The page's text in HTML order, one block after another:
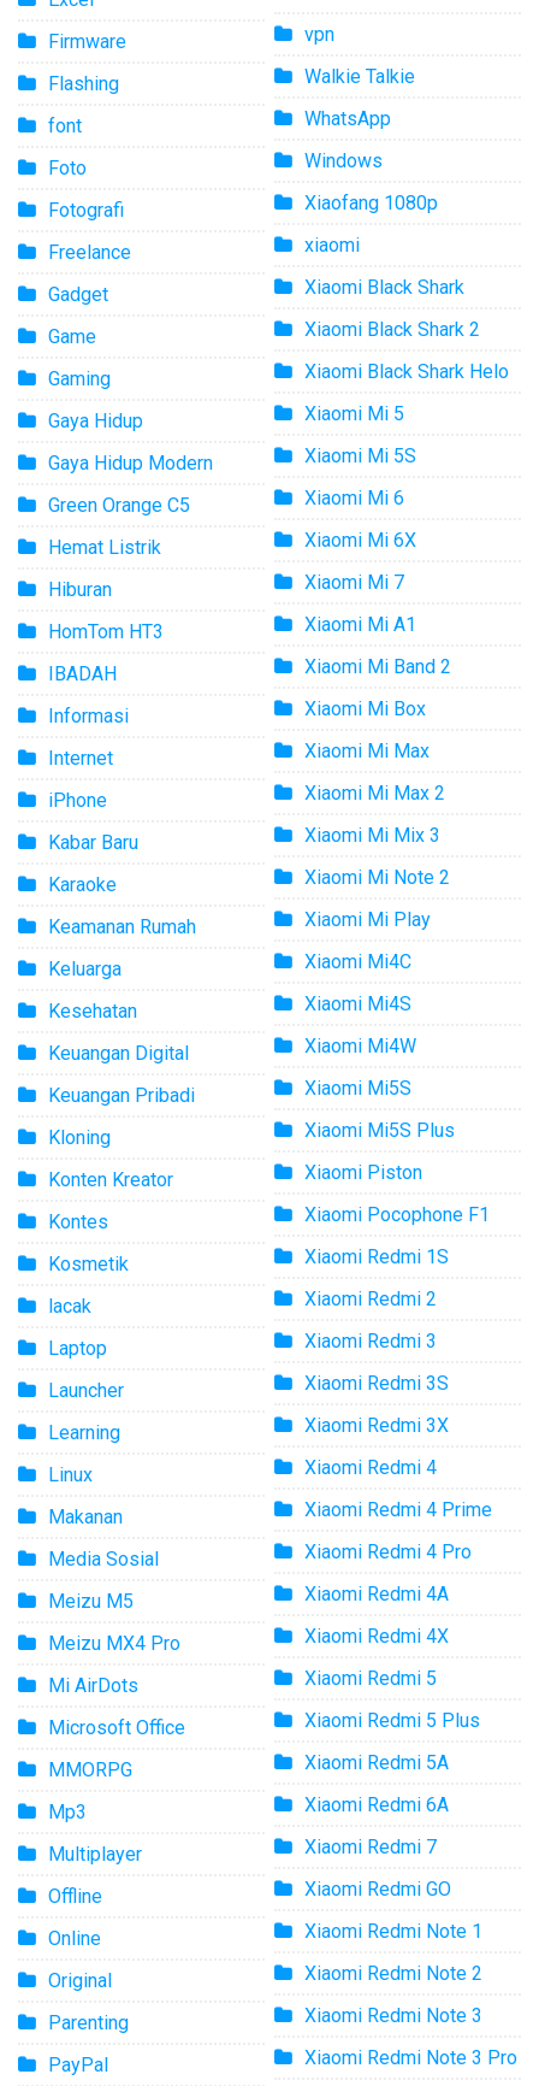
Firmware
Flashing
font
Foto
Fotografi
Freelance
Gadget
Game
Gaming
Gaya Hidup
Gaya Hidup Modern
Green Orange C5
Hemat Listrik
Hiburan
HomTom HT3
IBADAH
Informasi
Internet
iPhone
Kabar Baru
Karaoke
Keamanan Rumah
Keluarga
Kesehatan
Keuangan Digital
Keuangan Pribadi
Kloning
Konten Kreator
Kontes
Kosmetik
lacak
Laptop
Launcher
Learning
Linux
Makanan
Media Sosial
Meizu M5
Meizu MX4 Pro
Mi AirDots
Microsoft Office
MMORPG
Mp3
Multiplayer
Offline
Online
Original
Parenting
PayPal
vpn
Walkie Talkie
WhatsApp
Windows
Xiaofang 1080p
xiaomi
Xiaomi Black Shark
Xiaomi Black Shark 2
Xiaomi Black Shark Helo
Xiaomi Mi 5
Xiaomi Mi 5S
Xiaomi Mi 6
Xiaomi Mi 6X
Xiaomi Mi 7
Xiaomi Mi A1
Xiaomi Mi Band 2
Xiaomi Mi Box
Xiaomi Mi Max
Xiaomi Mi Max 2
Xiaomi Mi Mix 3
Xiaomi Mi Note 2
Xiaomi Mi Play
Xiaomi Mi4C
Xiaomi Mi4S
Xiaomi Mi4W
Xiaomi Mi5S
Xiaomi Mi5S Plus
Xiaomi Piston
Xiaomi Pocophone F1
Xiaomi Redmi 1S
Xiaomi Redmi 2
Xiaomi Redmi 3
Xiaomi Redmi 3S
Xiaomi Redmi 3X
Xiaomi Redmi 4
Xiaomi Redmi 4 Prime
Xiaomi Redmi 4 Pro
Xiaomi Redmi 4A
Xiaomi Redmi 4X
Xiaomi Redmi 5
Xiaomi Redmi 5 Plus
Xiaomi Redmi 5A
Xiaomi Redmi 6A
Xiaomi Redmi 7
Xiaomi Redmi GO
Xiaomi Redmi Note 1
Xiaomi Redmi Note 2
Xiaomi Redmi Note 3
Xiaomi Redmi Note 3 Pro